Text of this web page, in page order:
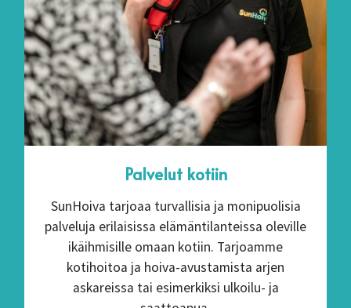
Palvelut kotiin
SunHoiva tarjoaa turvallisia ja monipuolisia
palveluja erilaisissa elämäntilanteissa oleville
ikäihmisille omaan kotiin. Tarjoamme
kotihoitoa ja hoiva-avustamista arjen
askareissa tai esimerkiksi ulkoilu- ja